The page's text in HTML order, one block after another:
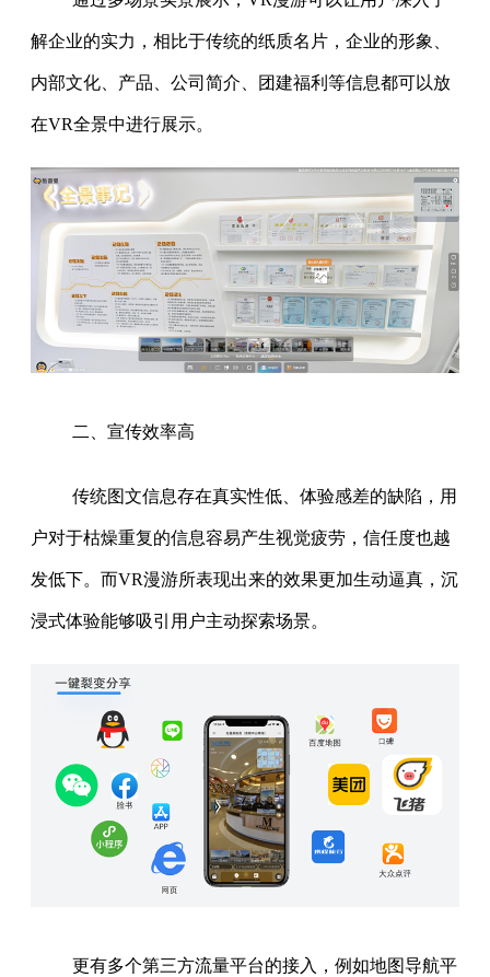
解企业的实力，相比于传统的纸质名片，企业的形象、
内部文化、产品、公司简介、团建福利等信息都可以放
在VR全景中进行展示。
二、宣传效率高
传统图文信息存在真实性低、体验感差的缺陷，用
户对于枯燥重复的信息容易产生视觉疲劳，信任度也越
发低下。而VR漫游所表现出来的效果更加生动逼真，沉
浸式体验能够吸引用户主动探索场景。
更有多个第三方流量平台的接入，例如地图导航平